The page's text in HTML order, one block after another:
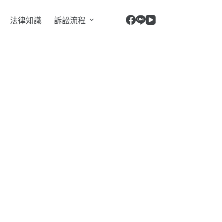
法律知識 訴訟流程